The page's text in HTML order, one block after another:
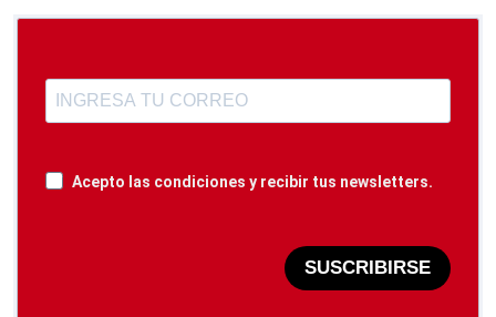
Acepto las condiciones y recibir tus newsletters.
SUSCRIBIRSE